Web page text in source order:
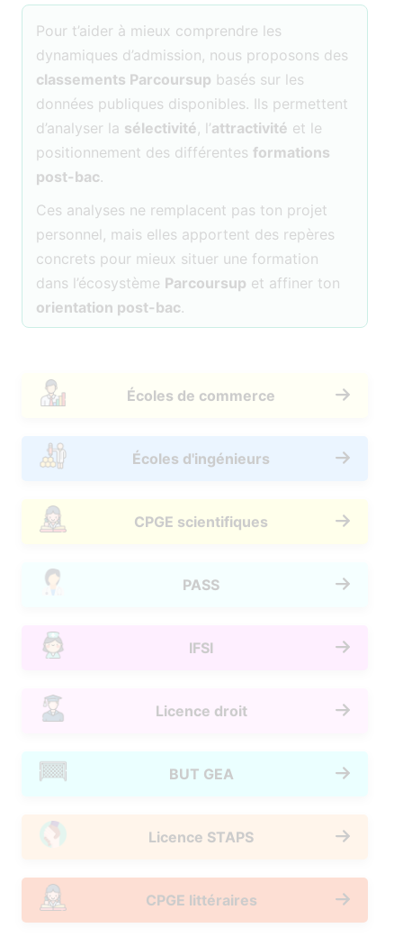
Pour t’aider à mieux comprendre les
dynamiques d’admission, nous proposons des
classements Parcoursup basés sur les
données publiques disponibles. Ils permettent
d’analyser la sélectivité, l’attractivité et le
positionnement des différentes formations
post-bac.
Ces analyses ne remplacent pas ton projet
personnel, mais elles apportent des repères
concrets pour mieux situer une formation
dans l’écosystème Parcoursup et affiner ton
orientation post-bac.
Écoles de commerce
Écoles d'ingénieurs
CPGE scientifiques
PASS
IFSI
Licence droit
BUT GEA
Licence STAPS
CPGE littéraires